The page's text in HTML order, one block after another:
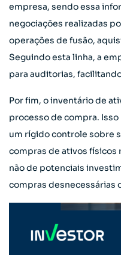
empresa, sendo essa
negociações realizadas
operações de fusão,
Seguindo esta linha, a
para auditorias,
Por fim, o inventário de
processo de compra.
um rígido controle sobre
compras de ativos físicos
não de potenciais
compras desnecessárias